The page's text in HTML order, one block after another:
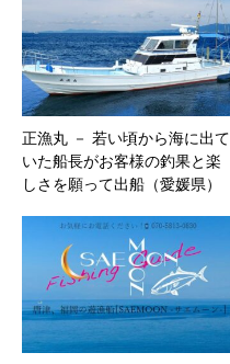
正漁丸 － 若い頃から海に出て
いた船長がお客様の釣果と楽
しさを願って出船（愛媛県）